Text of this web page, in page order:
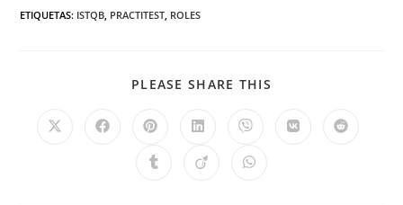
ETIQUETAS: ISTQB PRACTITEST ROLES
PLEASE SHARE THIS